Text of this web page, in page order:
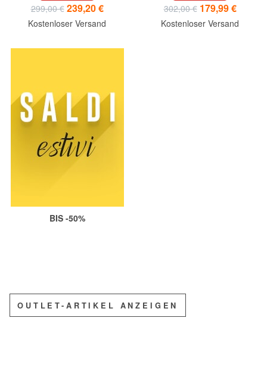
299,00 € 239,20 €
Kostenloser Versand
302,00 € 179,99 €
Kostenloser Versand
BIS -50%
OUTLET-ARTIKEL ANZEIGEN